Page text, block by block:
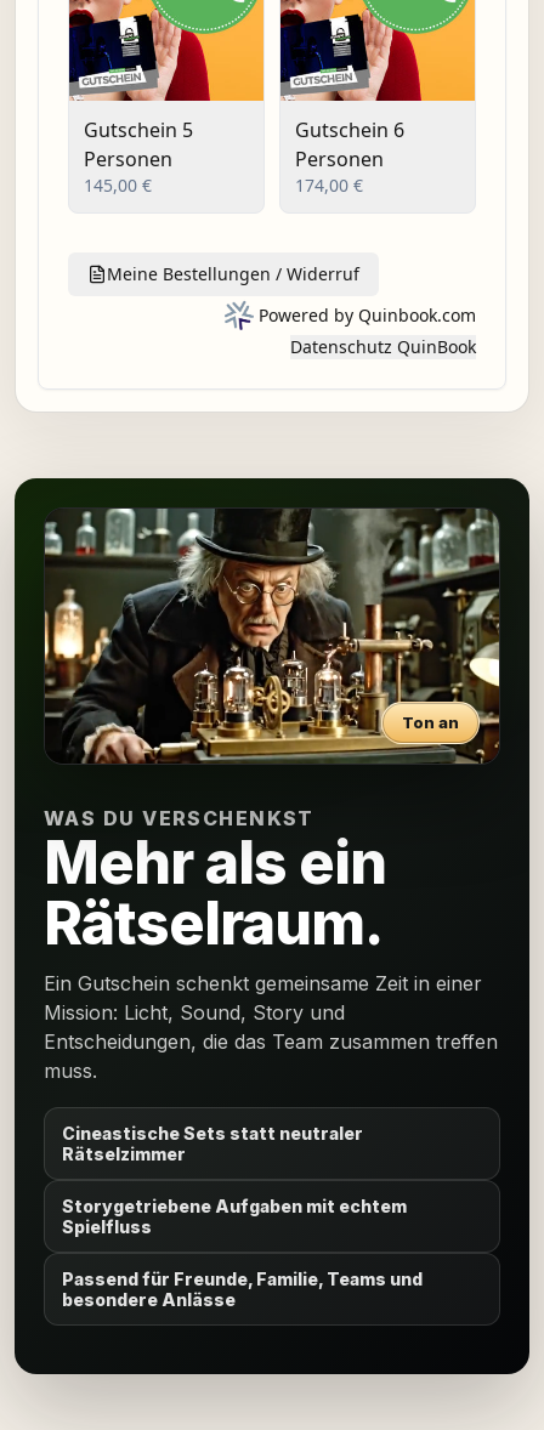
Ton an
WAS DU VERSCHENKST
Mehr als ein
Rätselraum.
Ein Gutschein schenkt gemeinsame Zeit in einer
Mission: Licht, Sound, Story und
Entscheidungen, die das Team zusammen treffen
muss.
Cineastische Sets statt neutraler
Rätselzimmer
Storygetriebene Aufgaben mit echtem
Spielfluss
Passend für Freunde, Familie, Teams und
besondere Anlässe